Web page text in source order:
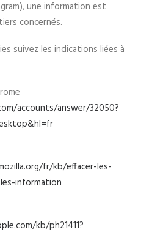
une information est
concernés.
suivez les indications liées à
accounts/answer/32050?
fr/kb/effacer-les-
information
kb/ph21411?